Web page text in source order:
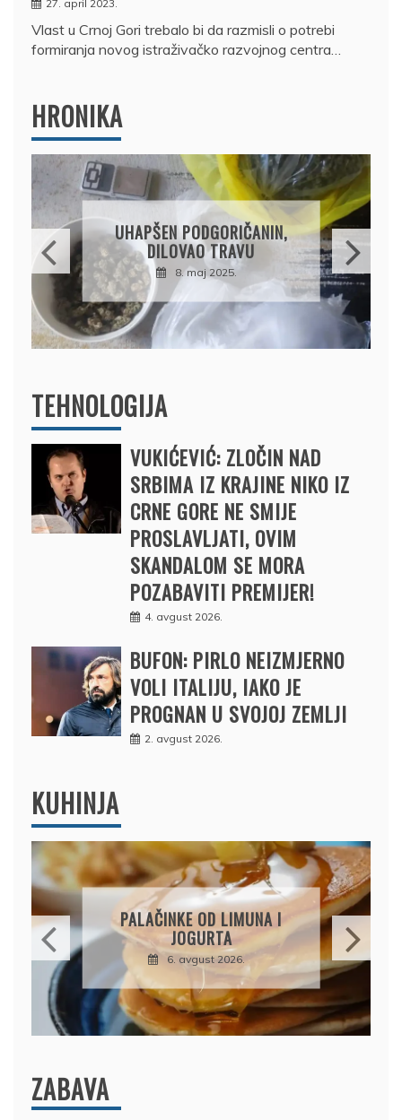
27. april 2023.
Vlast u Crnoj Gori trebalo bi da razmisli o potrebi
formiranja novog istraživačko razvojnog centra…
HRONIKA
DRŽAVLJANIN RUSIJE
OSUMNJIČEN DA JE
PRODAO TUĐI BMW,
DRŽAVU NAPUSTIO
BRODOM
12. februar 2025.
TEHNOLOGIJA
VUKIĆEVIĆ: ZLOČIN NAD
SRBIMA IZ KRAJINE NIKO IZ
CRNE GORE NE SMIJE
PROSLAVLJATI, OVIM
SKANDALOM SE MORA
POZABAVITI PREMIJER!
4. avgust 2026.
BUFON: PIRLO NEIZMJERNO
VOLI ITALIJU, IAKO JE
PROGNAN U SVOJOJ ZEMLJI
2. avgust 2026.
KUHINJA
BRZI KOLAČ BEZ PEČENJA:
PIŠKOTE, MALINE I
ČOKOLADA U SAVRŠENOJ
KOMBINACIJI
ZABAVA